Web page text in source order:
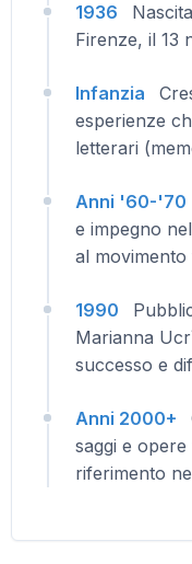
1936
Firenze, il 13
Infanzia
esperienze
letterari
Anni '60-'70
e impegno
al movimento
1990
Marianna
successo e
Anni 2000+
saggi e
riferimento